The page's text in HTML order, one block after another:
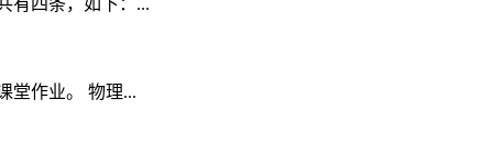
有四条，如下：...
堂作业。 物理...